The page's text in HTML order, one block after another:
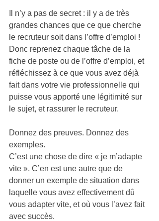
Il n’y a pas de secret : il y a de très
grandes chances que ce que cherche
le recruteur soit dans l’offre d’emploi !
Donc reprenez chaque tâche de la
fiche de poste ou de l’offre d’emploi, et
réfléchissez à ce que vous avez déjà
fait dans votre vie professionnelle qui
puisse vous apporté une légitimité sur
le sujet, et rassurer le recruteur.
Donnez des preuves. Donnez des
exemples.
C’est une chose de dire « je m’adapte
vite ». C’en est une autre que de
donner un exemple de situation dans
laquelle vous avez effectivement dû
vous adapter vite, et où vous l’avez fait
avec succès.